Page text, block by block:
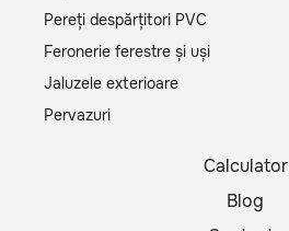
Pereți despărțitori PVC
Feronerie ferestre și uși
Jaluzele exterioare
Pervazuri
Calculator
Blog